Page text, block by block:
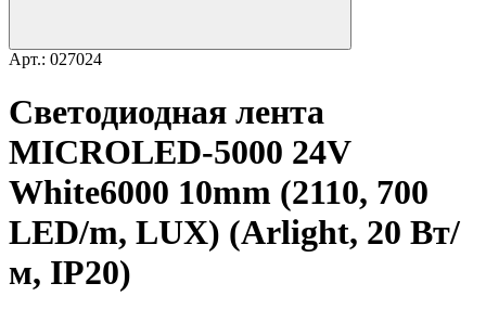
Арт.: 027024
Светодиодная лента
MICROLED-5000 24V
White6000 10mm (2110, 700
LED/m, LUX) (Arlight, 20 Вт/
м, IP20)